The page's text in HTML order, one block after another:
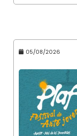
05/08/2026